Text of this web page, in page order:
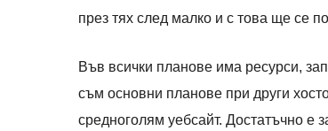
през тях след малко и с това ще се
Във всички планове има ресурси,
съм основни планове при други
средноголям уебсайт. Достатъчно е